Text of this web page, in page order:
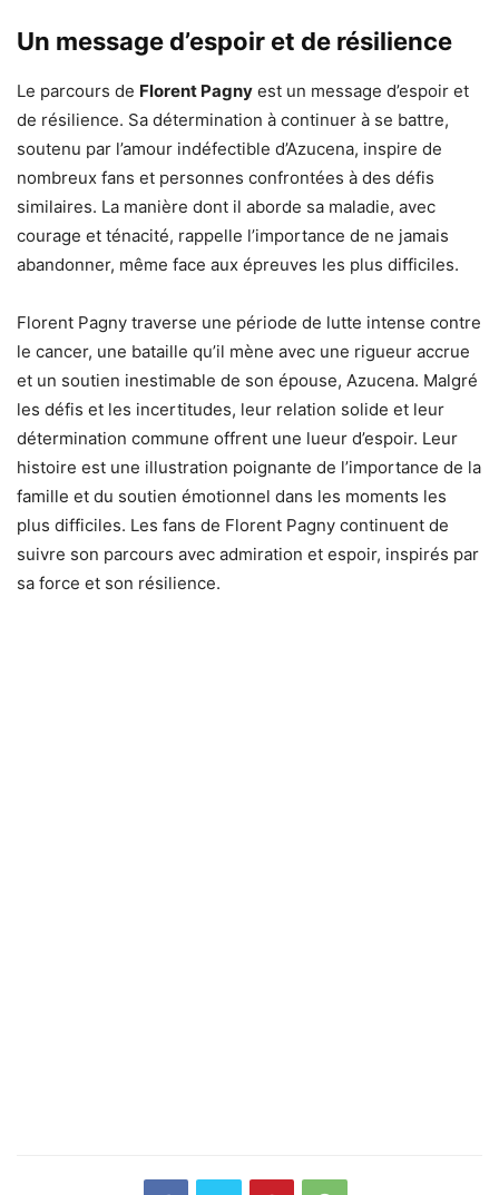
Un message d’espoir et de résilience
Le parcours de Florent Pagny est un message d’espoir et
de résilience. Sa détermination à continuer à se battre,
soutenu par l’amour indéfectible d’Azucena, inspire de
nombreux fans et personnes confrontées à des défis
similaires. La manière dont il aborde sa maladie, avec
courage et ténacité, rappelle l’importance de ne jamais
abandonner, même face aux épreuves les plus difficiles.
Florent Pagny traverse une période de lutte intense contre
le cancer, une bataille qu’il mène avec une rigueur accrue
et un soutien inestimable de son épouse, Azucena. Malgré
les défis et les incertitudes, leur relation solide et leur
détermination commune offrent une lueur d’espoir. Leur
histoire est une illustration poignante de l’importance de la
famille et du soutien émotionnel dans les moments les
plus difficiles. Les fans de Florent Pagny continuent de
suivre son parcours avec admiration et espoir, inspirés par
sa force et son résilience.